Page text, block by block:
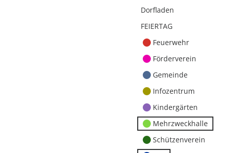
Dorfladen
FEIERTAG
Feuerwehr
Förderverein
Gemeinde
Infozentrum
Kindergärten
Mehrzweckhalle
Schützenverein